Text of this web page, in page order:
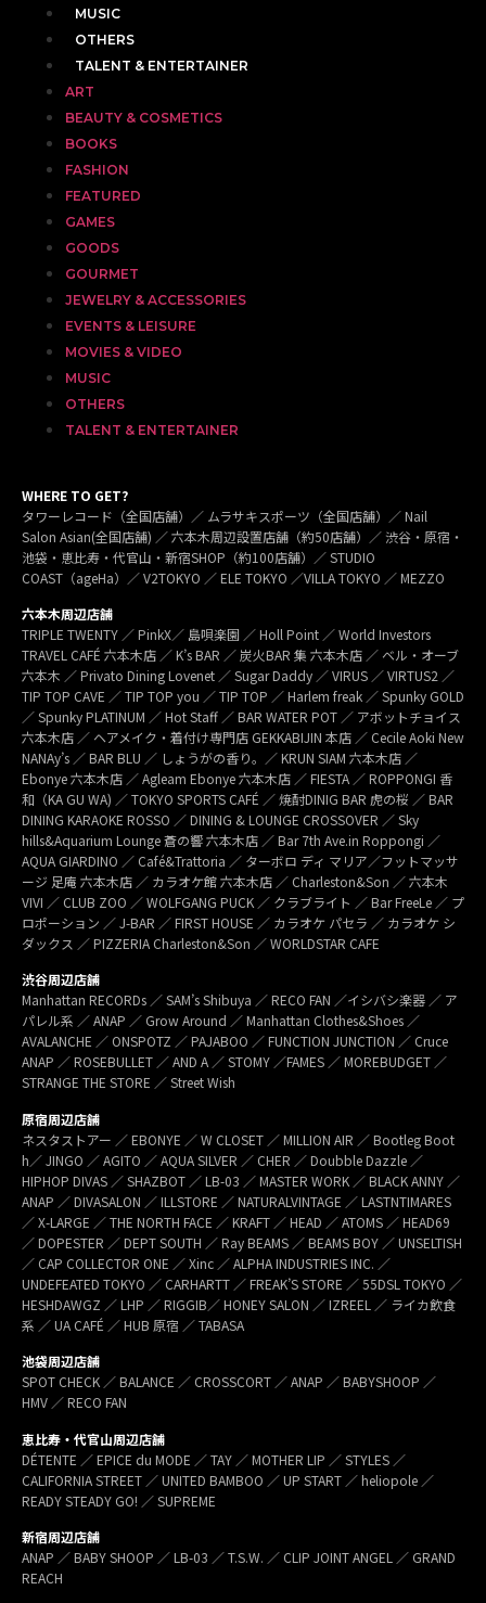
MUSIC
OTHERS
TALENT & ENTERTAINER
ART
BEAUTY & COSMETICS
BOOKS
FASHION
FEATURED
GAMES
GOODS
GOURMET
JEWELRY & ACCESSORIES
EVENTS & LEISURE
MOVIES & VIDEO
MUSIC
OTHERS
TALENT & ENTERTAINER
WHERE TO GET?
タワーレコード（全国店舗）／ ムラサキスポーツ（全国店舗）／ Nail
Salon Asian(全国店舗) ／ 六本木周辺設置店舗（約50店舗）／ 渋谷・原宿・
池袋・恵比寿・代官山・新宿SHOP（約100店舗）／ STUDIO
COAST（ageHa）／ V2TOKYO ／ ELE TOKYO ／VILLA TOKYO ／ MEZZO
六本木周辺店舗
TRIPLE TWENTY ／ PinkX／ 島唄楽園 ／ Holl Point ／ World Investors
TRAVEL CAFÉ 六本木店 ／ K’s BAR ／ 炭火BAR 集 六本木店 ／ ベル・オーブ
六本木 ／ Privato Dining Lovenet ／ Sugar Daddy ／ VIRUS ／ VIRTUS2 ／
TIP TOP CAVE ／ TIP TOP you ／ TIP TOP ／ Harlem freak ／ Spunky GOLD
／ Spunky PLATINUM ／ Hot Staff ／ BAR WATER POT ／ アボットチョイス
六本木店 ／ ヘアメイク・着付け専門店 GEKKABIJIN 本店 ／ Cecile Aoki New
NANAy’s ／ BAR BLU ／ しょうがの香り。／ KRUN SIAM 六本木店 ／
Ebonye 六本木店 ／ Agleam Ebonye 六本木店 ／ FIESTA ／ ROPPONGI 香
和（KA GU WA) ／ TOKYO SPORTS CAFÉ ／ 焼酎DINIG BAR 虎の桜 ／ BAR
DINING KARAOKE ROSSO ／ DINING & LOUNGE CROSSOVER ／ Sky
hills&Aquarium Lounge 蒼の響 六本木店 ／ Bar 7th Ave.in Roppongi ／
AQUA GIARDINO ／ Café&Trattoria ／ ターボロ ディ マリア／フットマッサ
ージ 足庵 六本木店 ／ カラオケ館 六本木店 ／ Charleston&Son ／ 六本木
VIVI ／ CLUB ZOO ／ WOLFGANG PUCK ／ クラブライト ／ Bar FreeLe ／ プ
ロポーション ／ J-BAR ／ FIRST HOUSE ／ カラオケ パセラ ／ カラオケ シ
ダックス ／ PIZZERIA Charleston&Son ／ WORLDSTAR CAFE
渋谷周辺店舗
Manhattan RECORDs ／ SAM’s Shibuya ／ RECO FAN ／イシバシ楽器 ／ ア
パレル系 ／ ANAP ／ Grow Around ／ Manhattan Clothes&Shoes ／
AVALANCHE ／ ONSPOTZ ／ PAJABOO ／ FUNCTION JUNCTION ／ Cruce
ANAP ／ ROSEBULLET ／ AND A ／ STOMY ／FAMES ／ MOREBUDGET ／
STRANGE THE STORE ／ Street Wish
原宿周辺店舗
ネスタストアー ／ EBONYE ／ W CLOSET ／ MILLION AIR ／ Bootleg Boot
h／ JINGO ／ AGITO ／ AQUA SILVER ／ CHER ／ Doubble Dazzle ／
HIPHOP DIVAS ／ SHAZBOT ／ LB-03 ／ MASTER WORK ／ BLACK ANNY ／
ANAP ／ DIVASALON ／ ILLSTORE ／ NATURALVINTAGE ／ LASTNTIMARES
／ X-LARGE ／ THE NORTH FACE ／ KRAFT ／ HEAD ／ ATOMS ／ HEAD69
／ DOPESTER ／ DEPT SOUTH ／ Ray BEAMS ／ BEAMS BOY ／ UNSELTISH
／ CAP COLLECTOR ONE ／ Xinc ／ ALPHA INDUSTRIES INC. ／
UNDEFEATED TOKYO ／ CARHARTT ／ FREAK’S STORE ／ 55DSL TOKYO ／
HESHDAWGZ ／ LHP ／ RIGGIB／ HONEY SALON ／ IZREEL ／ ライカ飲食
系 ／ UA CAFÉ ／ HUB 原宿 ／ TABASA
池袋周辺店舗
SPOT CHECK ／ BALANCE ／ CROSSCORT ／ ANAP ／ BABYSHOOP ／
HMV ／ RECO FAN
恵比寿・代官山周辺店舗
DÉTENTE ／ EPICE du MODE ／ TAY ／ MOTHER LIP ／ STYLES ／
CALIFORNIA STREET ／ UNITED BAMBOO ／ UP START ／ heliopole ／
READY STEADY GO! ／ SUPREME
新宿周辺店舗
ANAP ／ BABY SHOOP ／ LB-03 ／ T.S.W. ／ CLIP JOINT ANGEL ／ GRAND
REACH